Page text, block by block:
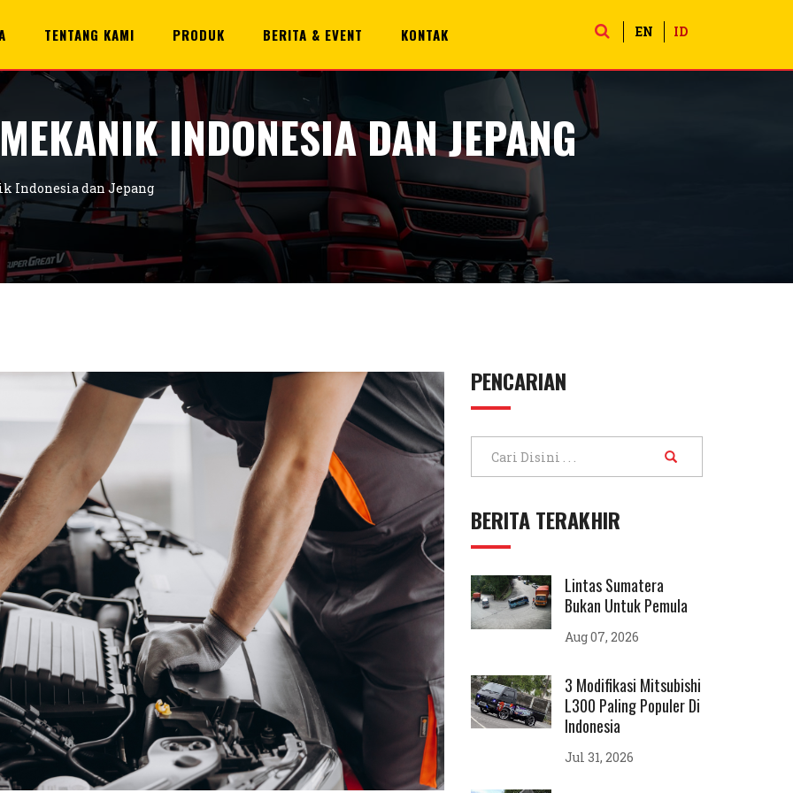
TENTANG KAMI PRODUK BERITA & EVENT KONTAK EN ID
INDONESIA DAN JEPANG
Indonesia dan Jepang
PENCARIAN
BERITA TERAKHIR
Lintas Sumatera
Bukan Untuk Pemula
Aug 07, 2026
3 Modifikasi Mitsubishi
L300 Paling Populer Di
Indonesia
Jul 31, 2026